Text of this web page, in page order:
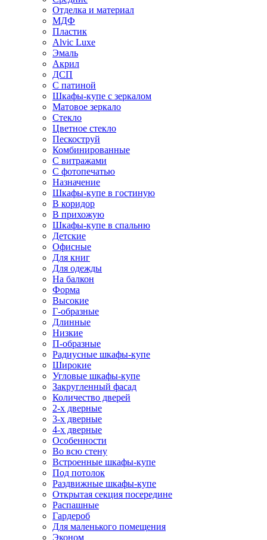
Отделка и материал
МДФ
Пластик
Alvic Luxe
Эмаль
Акрил
ДСП
С патиной
Шкафы-купе с зеркалом
Матовое зеркало
Стекло
Цветное стекло
Пескоструй
Комбинированные
С витражами
С фотопечатью
Назначение
Шкафы-купе в гостиную
В коридор
В прихожую
Шкафы-купе в спальню
Детские
Офисные
Для книг
Для одежды
На балкон
Форма
Высокие
Г-образные
Длинные
Низкие
П-образные
Радиусные шкафы-купе
Широкие
Угловые шкафы-купе
Закругленный фасад
Количество дверей
2-х дверные
3-х дверные
4-х дверные
Особенности
Во всю стену
Встроенные шкафы-купе
Под потолок
Раздвижные шкафы-купе
Открытая секция посередине
Распашные
Гардероб
Для маленького помещения
Эконом